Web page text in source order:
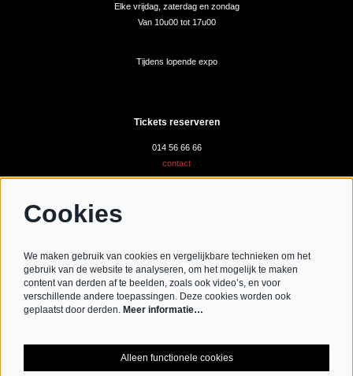
Elke vrijdag, zaterdag en zondag
Van 10u00 tot 17u00
Tijdens lopende expo
Tickets reserveren
014 56 66 66
contact
Schrijf je in voor de nieuwsbrief
Schrijf mij in aub
Cookies
We maken gebruik van cookies en vergelijkbare technieken om het
gebruik van de website te analyseren, om het mogelijk te maken
content van derden af te beelden, zoals ook video’s, en voor
verschillende andere toepassingen. Deze cookies worden ook
geplaatst door derden. Meer informatie…
Alleen functionele cookies